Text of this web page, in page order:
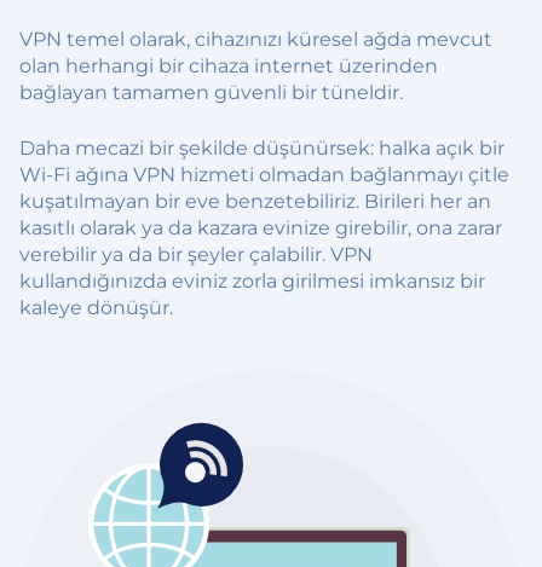
VPN temel olarak, cihazınızı küresel ağda mevcut
olan herhangi bir cihaza internet üzerinden
bağlayan tamamen güvenli bir tüneldir.
Daha mecazi bir şekilde düşünürsek: halka açık bir
Wi-Fi ağına VPN hizmeti olmadan bağlanmayı çitle
kuşatılmayan bir eve benzetebiliriz. Birileri her an
kasıtlı olarak ya da kazara evinize girebilir, ona zarar
verebilir ya da bir şeyler çalabilir. VPN
kullandığınızda eviniz zorla girilmesi imkansız bir
kaleye dönüşür.